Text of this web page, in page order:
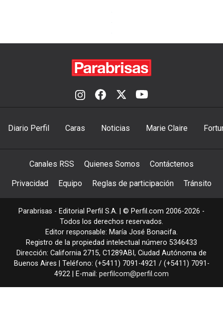
Diario Perfil Caras Noticias Marie Claire
Canales RSS Quienes Somos Contáctenos
Privacidad Equipo Reglas de participación Tránsito
Parabrisas - Editorial Perfil S.A. | © Perfil.com 2006-2026 -
Todos los derechos reservados.
Editor responsable: María José Bonacifa.
Registro de la propiedad intelectual número 5346433
Dirección: California 2715, C1289ABI , Ciudad Autónoma de
Buenos Aires | Teléfono: (+5411) 7091-4921 / (+5411) 7091-
4922 | E-mail: perfilcom@perfil.com